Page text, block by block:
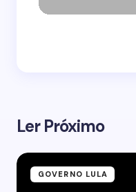
Ler Próximo
GOVERNO LULA